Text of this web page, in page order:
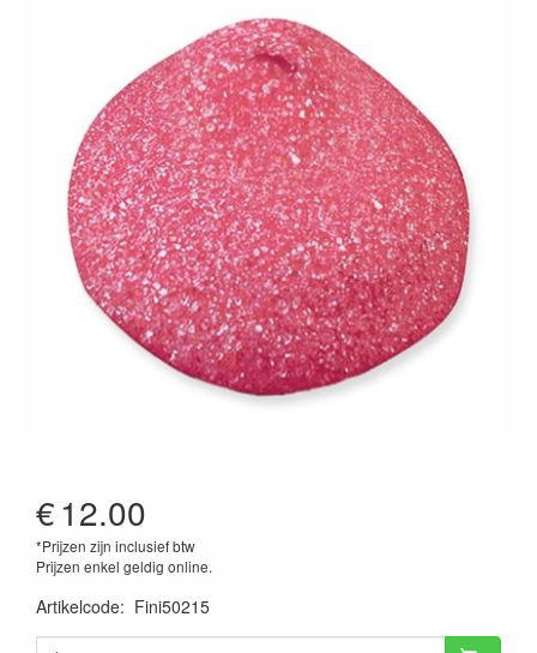
€12.00
*Prijzen zijn inclusief btw
Prijzen enkel geldig online.
Artikelcode: Fini50215